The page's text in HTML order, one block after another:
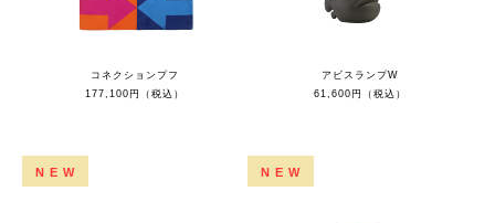
コネクションプフ
177,100円（税込）
アビスランプW
61,600円（税込）
NEW NEW